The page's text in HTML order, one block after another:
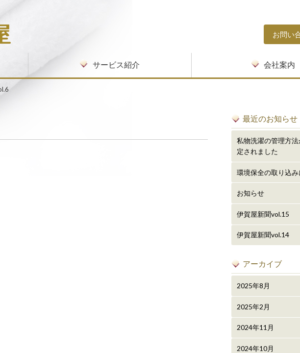
お問い
サービス紹介 会社案内
最近のお知らせ
私物洗濯の管理方
定されました
環境保全の取り込
お知らせ
伊賀屋新聞vol.15
伊賀屋新聞vol.14
アーカイブ
2025年8月
2025年2月
2024年11月
2024年10月